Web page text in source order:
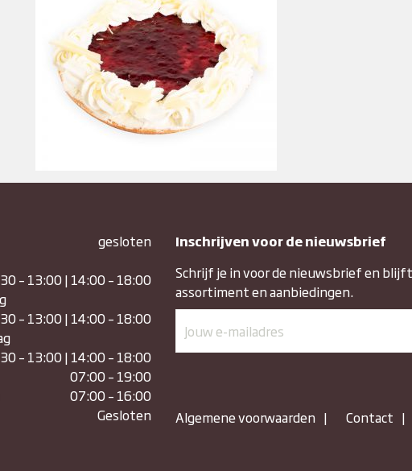
gesloten
– 13:00 | 14:00 – 18:00
– 13:00 | 14:00 – 18:00
– 13:00 | 14:00 – 18:00
07:00 – 19:00
07:00 – 16:00
Gesloten
Inschrijven voor de nieuwsbrief
Schrijf je in voor de nieuwsbrief en
assortiment en aanbiedingen.
Algemene voorwaarden Contact